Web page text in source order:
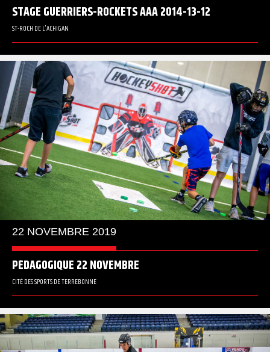
STAGE GUERRIERS-ROCKETS AAA 2014-13-12
ST-ROCH DE L'ACHIGAN
22 NOVEMBRE 2019
PÉDAGOGIQUE 22 NOVEMBRE
CITÉ DES SPORTS DE TERREBONNE